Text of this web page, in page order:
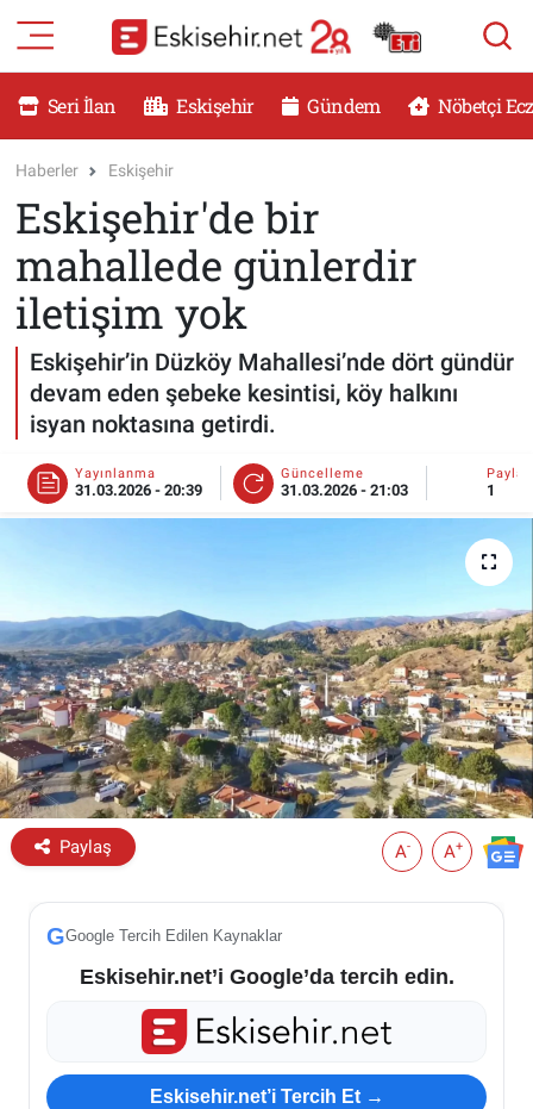
Seri İlan Eskişehir Gündem Nöbetçi
Haberler Eskişehir
Eskişehir'de bir
mahallede günlerdir
iletişim yok
Eskişehir’in Düzköy Mahallesi’nde dört gündür
devam eden şebeke kesintisi, köy halkını
isyan noktasına getirdi.
Yayınlanma
31.03.2026 - 20:39
Güncelleme
31.03.2026 - 21:03 1
Paylaş A- A+
GGoogle Tercih Edilen Kaynaklar
Eskisehir.net’i Google’da tercih edin.
Eskisehir.net’i Tercih Et →
RESMİ İLANLAR
DÜNYA
SAĞLIK
MAGAZİN
KADIN
YEMEK
Eskişehir Haber İçerikleri
Eskişehir Hava Durumu
Eskişehir Tramvay Saatleri
Eskişehir Otobüs Saatleri
Eskişehir Nöbetçi Eczaneler
Eskişehir Namaz Vakitleri
Eskişehir Trafik Yoğunluk Haritası
Süper Lig Puan Durumu ve Fikstür
Tüm Manşetler
Haber Arşivi